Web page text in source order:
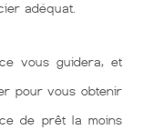
adéquat.
vous guidera, et
pour vous obtenir
de prêt la moins